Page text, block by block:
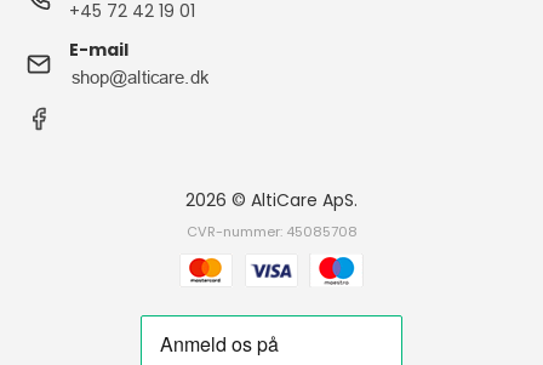
+45 72 42 19 01
E-mail
2026 © AltiCare ApS.
CVR-nummer: 45085708